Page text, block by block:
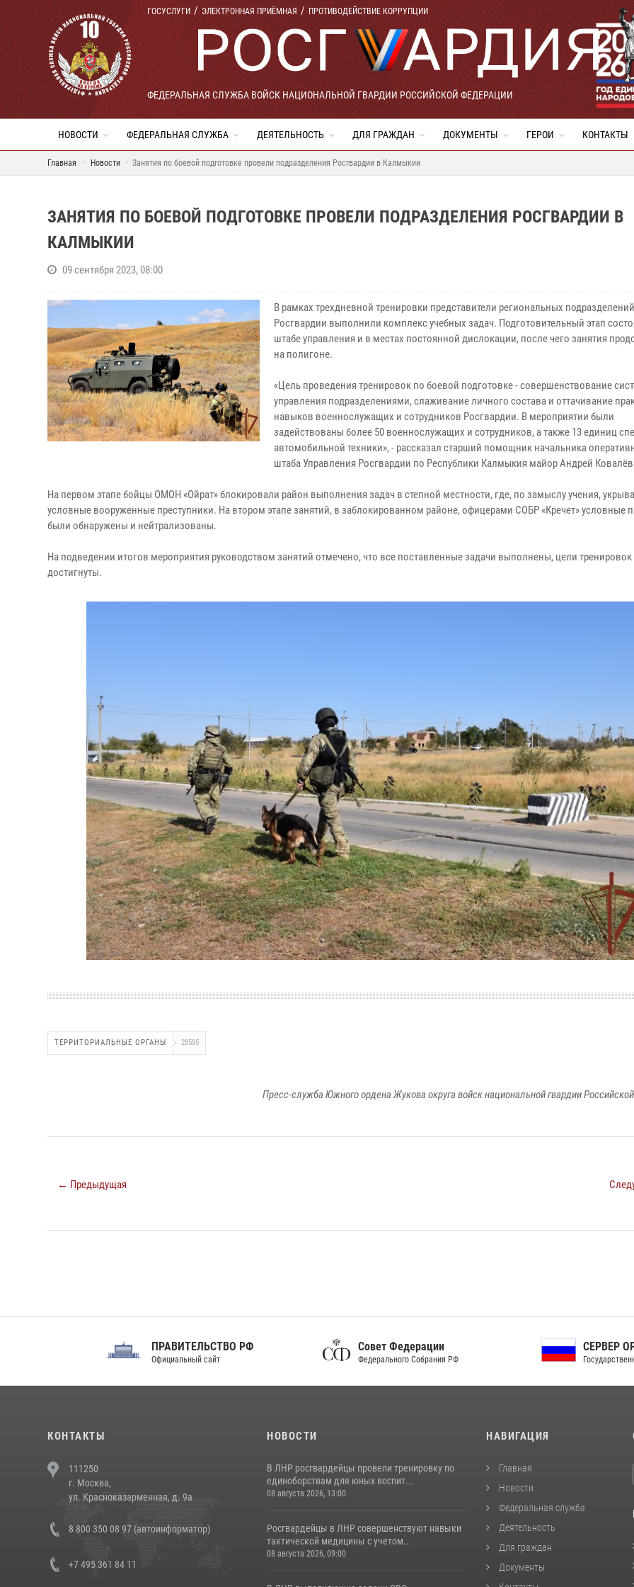
ГОСУСЛУГИ ЭЛЕКТРОННАЯ ПРИЁМНАЯ ПРОТИВОДЕЙСТВИЕ КОРРУПЦИИ
ФЕДЕРАЛЬНАЯ СЛУЖБА ВОЙСК НАЦИОНАЛЬНОЙ ГВАРДИИ РОССИЙСКОЙ ФЕДЕРАЦИИ
НОВОСТИ ФЕДЕРАЛЬНАЯ СЛУЖБА ДЕЯТЕЛЬНОСТЬ ДЛЯ ГРАЖДАН ДОКУМЕНТЫ ГЕРОИ КОНТАКТЫ
Главная Новости Занятия по боевой подготовке провели подразделения Росгвардии в Калмыкии
ЗАНЯТИЯ ПО БОЕВОЙ ПОДГОТОВКЕ ПРОВЕЛИ ПОДРАЗДЕЛЕНИЯ РОСГВАРДИИ В
КАЛМЫКИИ
09 сентября 2023, 08:00
В рамках трехдневной тренировки представители региональных подразделений
Росгвардии выполнили комплекс учебных задач. Подготовительный этап
штабе управления и в местах постоянной дислокации, после чего занятия
на полигоне.
«Цель проведения тренировок по боевой подготовке - совершенствование
управления подразделениями, слаживание личного состава и оттачивание
навыков военнослужащих и сотрудников Росгвардии. В мероприятии были
задействованы более 50 военнослужащих и сотрудников, а также 13 единиц
автомобильной техники», - рассказал старший помощник начальника
штаба Управления Росгвардии по Республики Калмыкия майор Андрей
На первом этапе бойцы ОМОН «Ойрат» блокировали район выполнения задач в степной местности, где, по замыслу учения,
условные вооруженные преступники. На втором этапе занятий, в заблокированном районе, офицерами СОБР «Кречет» условные
были обнаружены и нейтрализованы.
На подведении итогов мероприятия руководством занятий отмечено, что все поставленные задачи выполнены, цели тренировок
достигнуты.
ТЕРРИТОРИАЛЬНЫЕ ОРГАНЫ 28595
Пресс-служба Южного ордена Жукова округа войск национальной гвардии
← Предыдущая
ПРАВИТЕЛЬСТВО РФ
Официальный сайт
Совет Федерации
Федерального Собрания РФ
СЕРВЕР ОРГАНОВ
Государственной власти РФ
КОНТАКТЫ
111250
г. Москва,
ул. Красноказарменная, д. 9а
8 800 350 08 97 (автоинформатор)
+7 495 361 84 11
НОВОСТИ
В ЛНР росгвардейцы провели тренировку по
единоборствам для юных воспит...
08 августа 2026, 13:00
Росгвардейцы в ЛНР совершенствуют навыки
тактической медицины с учетом...
08 августа 2026, 09:00
НАВИГАЦИЯ
Главная
Новости
Федеральная служба
Деятельность
Для граждан
Документы